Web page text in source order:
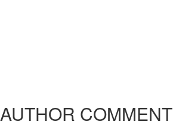
AUTHOR COMMENT